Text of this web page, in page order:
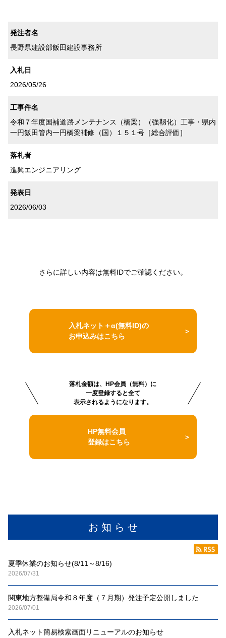
お 知 ら せ
夏季休業のお知らせ(8/11～8/16)
2026/07/31
関東地方整備局令和８年度（７月期）発注予定公開しました
2026/07/01
入札ネット簡易検索画面リニューアルのお知らせ
発注者名
長野県建設部飯田建設事務所
入札日
2026/05/26
工事件名
令和７年度国補道路メンテナンス（橋梁）（強靱化）工事・県内
一円飯田管内一円橋梁補修（国）１５１号［総合評価］
落札者
進興エンジニアリング
発表日
2026/06/03
さらに詳しい内容は無料IDでご確認ください。
入札ネット＋α(無料ID)の
お申込みはこちら
落札金額は、HP会員（無料）に
一度登録すると全て
表示されるようになります。
HP無料会員
登録はこちら